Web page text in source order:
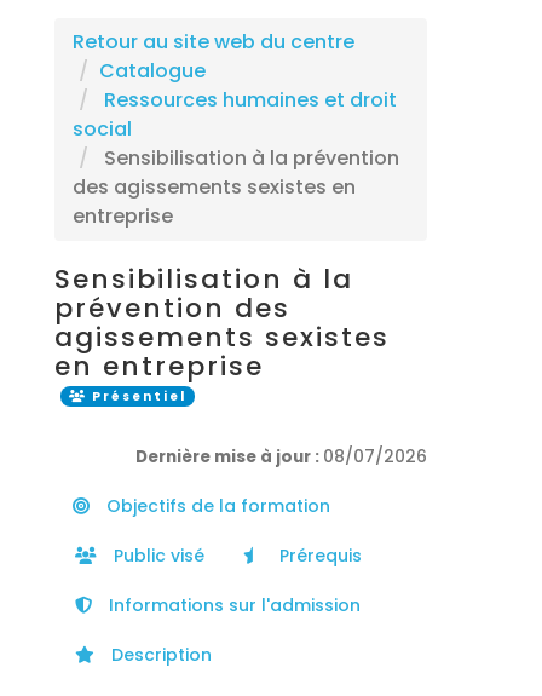
Retour au site web du centre
Catalogue
Ressources humaines et droit
social
Sensibilisation à la prévention
des agissements sexistes en
entreprise
Sensibilisation à la
prévention des
agissements sexistes
en entreprise
Présentiel
Dernière mise à jour : 08/07/2026
Objectifs de la formation
Public visé Prérequis
Informations sur l'admission
Description